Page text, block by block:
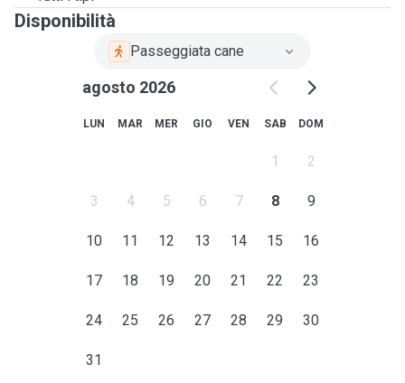
Disponibilità
Passeggiata cane
agosto 2026
LUN MAR MER GIO VEN SAB DOM
1 2
3 4 5 6 7 8 9
10 11 12 13 14 15 16
17 18 19 20 21 22 23
24 25 26 27 28 29 30
31